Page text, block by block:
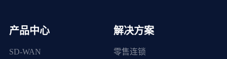
产品中心
SD-WAN
解决方案
零售连锁